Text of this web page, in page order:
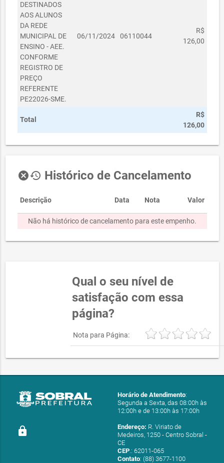
DESTINADOS
AOS ALUNOS
DA REDE
MUNICIPAL DE
ENSINO - AEE.
CONFORME
REGISTRO DE
PREÇO
REFERENTE
PE22026-SME.
06/11/2024 06110044
R$
126,00
Total
R$
126,00
cancelhistory Histórico de Cancelamento
Descrição Data Nota Valor
Não há histórico de cancelamento para este empenho.
Qual o seu nível de
satisfação com essa
página?
Nota para Página:
lock
Horário de Atendimento:
Segunda a Sexta, das 08:00h às
12:00h e de 13:00h às 17:00h
Endereço: R. Viriato de
Medeiros, 1250 - Centro Sobral -
CE
CEP.: 62011-065
Contato: (88) 3677-1100